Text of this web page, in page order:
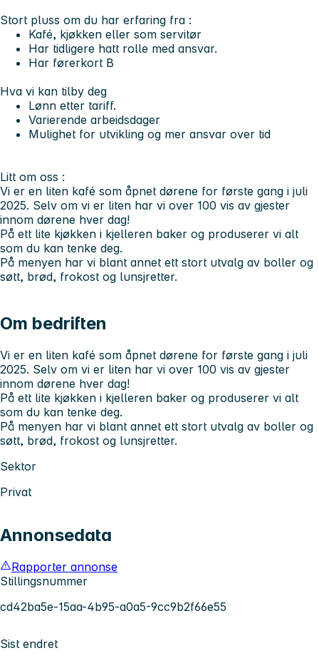
Stort pluss om du har erfaring fra :
Kafé, kjøkken eller som servitør
Har tidligere hatt rolle med ansvar.
Har førerkort B
Hva vi kan tilby deg
Lønn etter tariff.
Varierende arbeidsdager
Mulighet for utvikling og mer ansvar over tid
Litt om oss :
Vi er en liten kafé som åpnet dørene for første gang i juli
2025. Selv om vi er liten har vi over 100 vis av gjester
innom dørene hver dag!
På ett lite kjøkken i kjelleren baker og produserer vi alt
som du kan tenke deg.
På menyen har vi blant annet ett stort utvalg av boller og
søtt, brød, frokost og lunsjretter.
Om bedriften
Vi er en liten kafé som åpnet dørene for første gang i juli
2025. Selv om vi er liten har vi over 100 vis av gjester
innom dørene hver dag!
På ett lite kjøkken i kjelleren baker og produserer vi alt
som du kan tenke deg.
På menyen har vi blant annet ett stort utvalg av boller og
søtt, brød, frokost og lunsjretter.
Sektor
Privat
Annonsedata
Rapporter annonse
Stillingsnummer
cd42ba5e-15aa-4b95-a0a5-9cc9b2f66e55
Sist endret